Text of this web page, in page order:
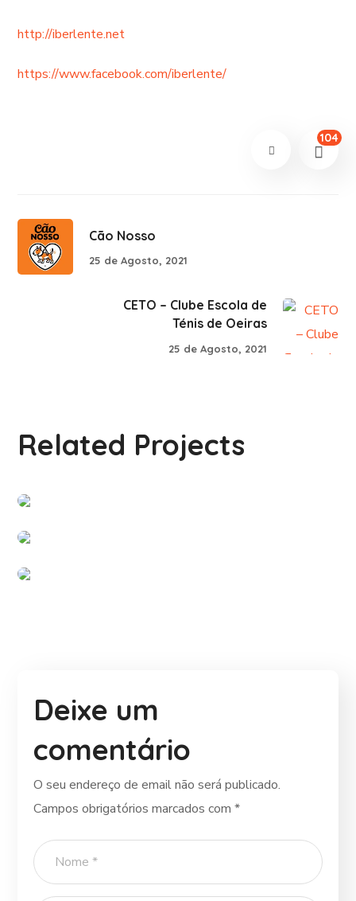
http://iberlente.net
https://www.facebook.com/iberlente/
104
Cão Nosso
25 de Agosto, 2021
CETO – Clube Escola de
Ténis de Oeiras
25 de Agosto, 2021
Related Projects
Project
Deixe um
comentário
O seu endereço de email não será publicado.
Campos obrigatórios marcados com*